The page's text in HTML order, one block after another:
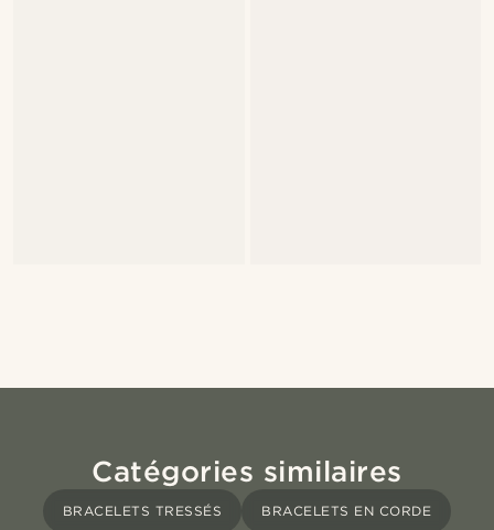
Catégories similaires
BRACELETS TRESSÉS BRACELETS EN CORDE